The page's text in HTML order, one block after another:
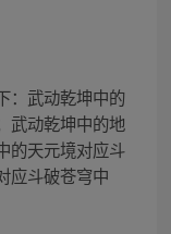
：武动乾坤中的
武动乾坤中的地
的天元境对应斗
应斗破苍穹中